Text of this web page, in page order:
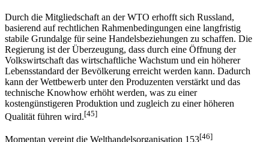
Durch die Mitgliedschaft an der WTO erhofft sich Russland,
basierend auf rechtlichen Rahmenbedingungen eine langfristig
stabile Grundalge für seine Handelsbeziehungen zu schaffen. Die
Regierung ist der Überzeugung, dass durch eine Öffnung der
Volkswirtschaft das wirtschaftliche Wachstum und ein höherer
Lebensstandard der Bevölkerung erreicht werden kann. Dadurch
kann der Wettbewerb unter den Produzenten verstärkt und das
technische Knowhow erhöht werden, was zu einer
kostengünstigeren Produktion und zugleich zu einer höheren